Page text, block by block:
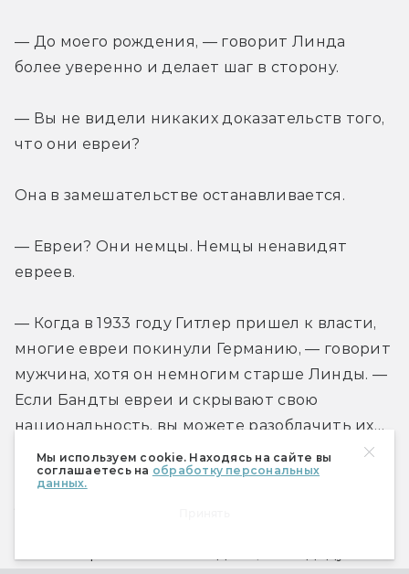
Мы используем cookie. Находясь на сайте вы
соглашаетесь на обработку персональных
данных.
— До моего рождения, — говорит Линда
более уверенно и делает шаг в сторону.
— Вы не видели никаких доказательств того,
что они евреи?
Она в замешательстве останавливается.
— Евреи? Они немцы. Немцы ненавидят
евреев.
— Когда в 1933 году Гитлер пришел к власти,
многие евреи покинули Германию, — говорит
мужчина, хотя он немногим старше Линды. —
Если Бандты евреи и скрывают свою
национальность, вы можете разоблачить их…
Он умолкает, но Линда уже не торопится